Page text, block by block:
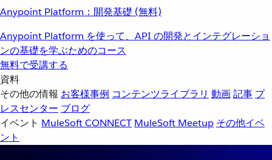
Anypoint Platform：開発基礎 (無料)
Anypoint Platform を使って、API の開発とインテグレーショ
ンの基礎を学ぶためのコース
無料で受講する
資料
その他の情報 お客様事例 コンテンツライブラリ 動画記事 プ
レスセンター ブログ
イベント MuleSoft CONNECT MuleSoft Meetup その他イベ
ント